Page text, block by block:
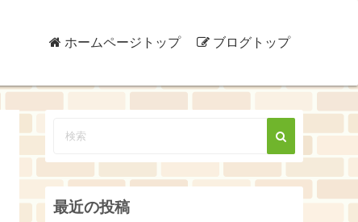
ホームページトップ ブログトップ
最近の投稿